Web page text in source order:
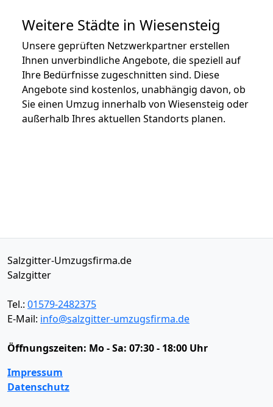
Weitere Städte in Wiesensteig
Unsere geprüften Netzwerkpartner erstellen
Ihnen unverbindliche Angebote, die speziell auf
Ihre Bedürfnisse zugeschnitten sind. Diese
Angebote sind kostenlos, unabhängig davon, ob
Sie einen Umzug innerhalb von Wiesensteig oder
außerhalb Ihres aktuellen Standorts planen.
Salzgitter-Umzugsfirma.de
Salzgitter
Tel.: 01579-2482375
E-Mail: info@salzgitter-umzugsfirma.de
Öffnungszeiten: Mo - Sa: 07:30 - 18:00 Uhr
Impressum
Datenschutz